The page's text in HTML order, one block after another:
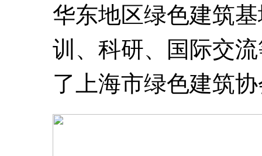
华东地区绿色建筑
训、科研、国际交
了上海市绿色建筑